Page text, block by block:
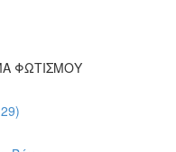
ΦΩΤΙΣΜΟΥ